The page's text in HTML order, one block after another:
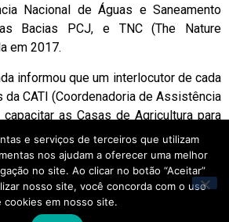
Nacional de Águas e Saneamento
Bacias PCJ, e TNC (The Nature
em 2017.
informou que um interlocutor de cada
da CATI (Coordenadoria de Assistência
capacitar as Casas de Agricultura para
rural neste novo sistema doCAR
Rural).O material orientativo pode ser
neste
biblioteca/.
e serviços de terceiros que utilizam
nos ajudam a oferecer uma melhor
no site. Ao clicar no botão “Aceitar”
nosso site, você concorda com o uso
cookies em nosso site.